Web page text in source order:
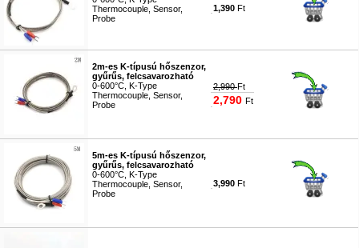
Thermocouple, Sensor,
Probe
1,390 Ft
2m-es K-típusú hőszenzor,
gyűrűs, felcsavarozható
0-600°C, K-Type
Thermocouple, Sensor,
Probe
2,990Ft
2,790 Ft
5m-es K-típusú hőszenzor,
gyűrűs, felcsavarozható
0-600°C, K-Type
Thermocouple, Sensor,
Probe
3,990 Ft